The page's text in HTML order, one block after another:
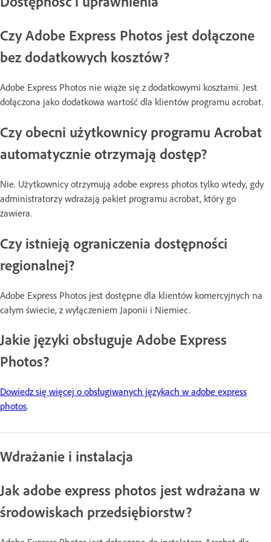
Czy Adobe Express Photos jest dołączone
bez dodatkowych kosztów?
Adobe Express Photos nie wiąże się z dodatkowymi kosztami. Jest
dołączona jako dodatkowa wartość dla klientów programu acrobat.
Czy obecni użytkownicy programu Acrobat
automatycznie otrzymają dostęp?
Nie. Użytkownicy otrzymują adobe express photos tylko wtedy, gdy
administratorzy wdrażają pakiet programu acrobat, który go
zawiera.
Czy istnieją ograniczenia dostępności
regionalnej?
Adobe Express Photos jest dostępne dla klientów komercyjnych na
całym świecie, z wyłączeniem Japonii i Niemiec.
Jakie języki obsługuje Adobe Express
Photos?
Dowiedz się więcej o obsługiwanych językach w adobe express
photos.
Wdrażanie i instalacja
Jak adobe express photos jest wdrażana w
środowiskach przedsiębiorstw?